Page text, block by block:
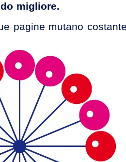
migliore.
pagine mutano